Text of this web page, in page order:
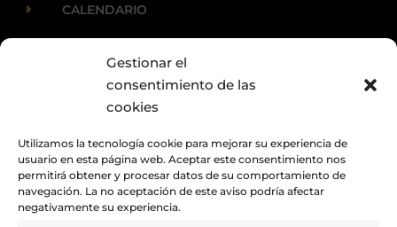
Gestionar el
consentimiento de las
cookies
Utilizamos la tecnología cookie para mejorar su experiencia de
usuario en esta página web. Aceptar este consentimiento nos
permitirá obtener y procesar datos de su comportamiento de
navegación. La no aceptación de este aviso podría afectar
negativamente su experiencia.
E CALENDARIO
ACTUALIDAD